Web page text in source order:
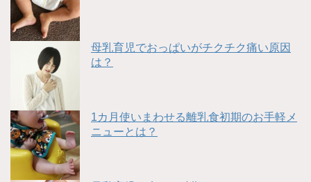
母乳育児でおっぱいがチクチク痛い原因
は？
1カ月使いまわせる離乳食初期のお手軽メ
ニューとは？